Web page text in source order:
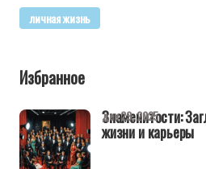
личная жизнь
Избранное
Знаменитости:
жизни и карьеры
дек 29, 2025